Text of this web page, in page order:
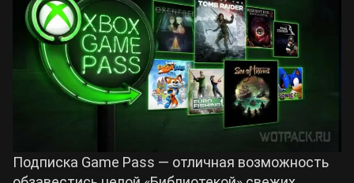
Crimson Desert
Zenless Zone Zero
Билды Arknights: Endfield
Билды Wuthering Waves
Подписка Game Pass — отличная возможность